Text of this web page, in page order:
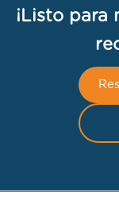
¡Listo para